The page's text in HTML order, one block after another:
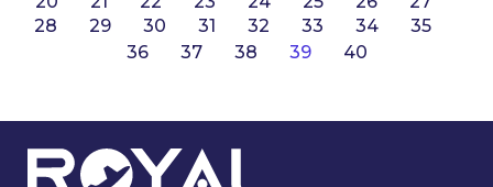
28
29 30 31 32 33 34
35
36
37 38 39 40